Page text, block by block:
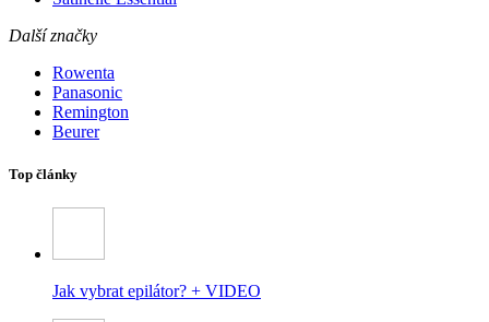
Další značky
Rowenta
Panasonic
Remington
Beurer
Top články
Jak vybrat epilátor? + VIDEO